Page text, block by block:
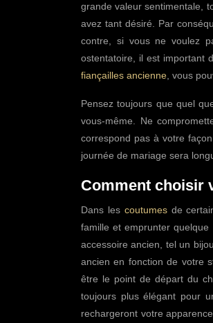
grande valeur sentimentale,
avez tant désiré. Par
contre, si vous ne voulez
ostentatoire, il est important
fiançailles ancienne, vous
Pensez toujours que quel
vous-même. Ne
correspond pas à votre
journée de mariage sera
Comment choisir
Dans les coutumesde
famille et emprunter
accessoire ancien, tel un
ancien en fonction de votre
être le point de départ du
toujours plus élégant pour
rechargeront votre